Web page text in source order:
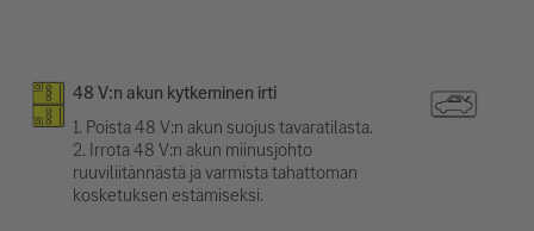
48 V:n akun kytkeminen irti
1. Poista 48 V:n akun suojus tavaratilasta.
2. Irrota 48 V:n akun miinusjohto
ruuviliitännästä ja varmista tahattoman
kosketuksen estämiseksi.